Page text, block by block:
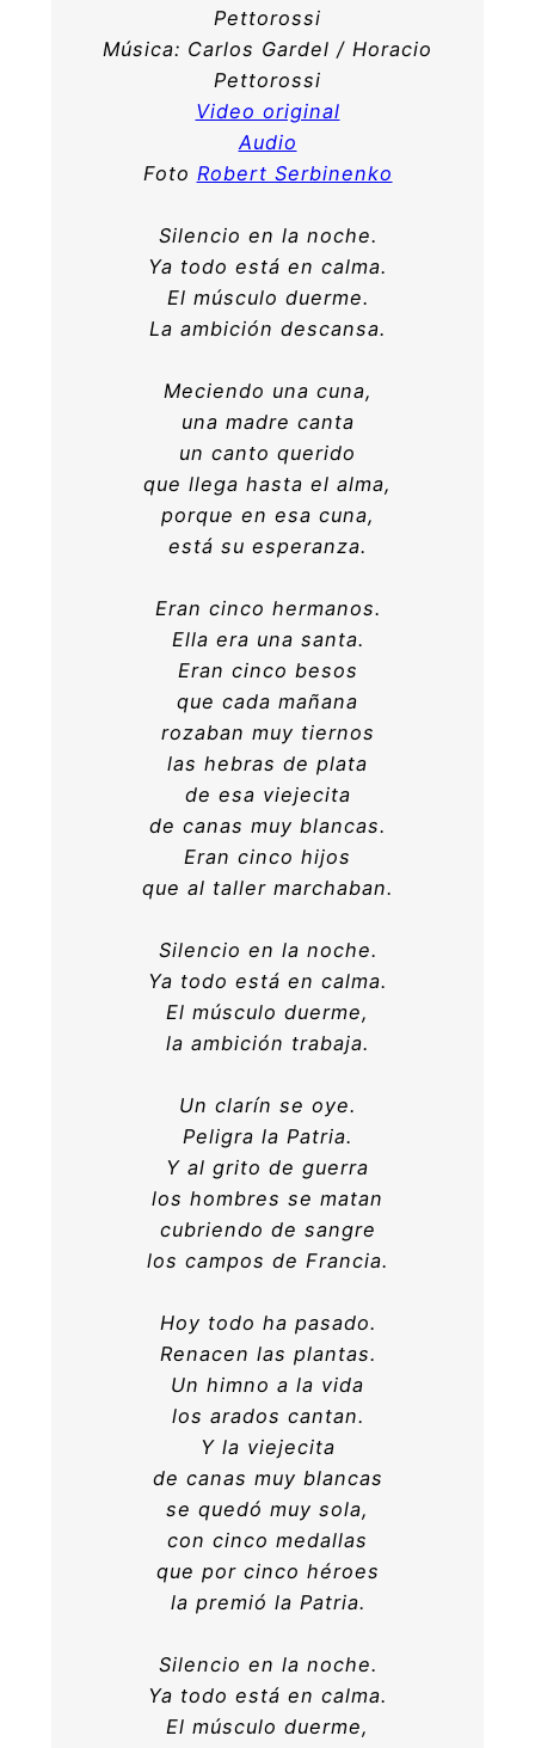
Pettorossi
Música: Carlos Gardel / Horacio
Pettorossi
Video original
Audio
Foto Robert Serbinenko
Silencio en la noche.
Ya todo está en calma.
El músculo duerme.
La ambición descansa.
Meciendo una cuna,
una madre canta
un canto querido
que llega hasta el alma,
porque en esa cuna,
está su esperanza.
Eran cinco hermanos.
Ella era una santa.
Eran cinco besos
que cada mañana
rozaban muy tiernos
las hebras de plata
de esa viejecita
de canas muy blancas.
Eran cinco hijos
que al taller marchaban.
Silencio en la noche.
Ya todo está en calma.
El músculo duerme,
la ambición trabaja.
Un clarín se oye.
Peligra la Patria.
Y al grito de guerra
los hombres se matan
cubriendo de sangre
los campos de Francia.
Hoy todo ha pasado.
Renacen las plantas.
Un himno a la vida
los arados cantan.
Y la viejecita
de canas muy blancas
se quedó muy sola,
con cinco medallas
que por cinco héroes
la premió la Patria.
Silencio en la noche.
Ya todo está en calma.
El músculo duerme,